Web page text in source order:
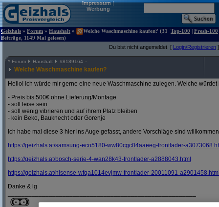
Impressum|
Werbung
Geizhals » Forum » Haushalt »
Welche Waschmaschine kaufen? (31
Beiträge, 1149 Mal gelesen)
Top-100 | Fresh-100
Du bist nicht angemeldet. [ Login/Registrieren ]
^ Forum Haushalt #8189164
Welche Waschmaschine kaufen?
Hello! Ich würde mir gerne eine neue Waschmaschine zulegen. Welche
- Preis bis 500€ ohne Lieferung/Montage
- soll leise sein
- soll wenig vibrieren und auf ihrem Platz bleiben
- kein Beko, Bauknecht oder Gorenje
Ich habe mal diese 3 hier ins Auge gefasst, andere Vorschläge sind
https://geizhals.at/samsung-eco5180-ww80cgc04aaeeg-frontlader-
https://geizhals.at/bosch-serie-4-wan28k43-frontlader-a2888043.html
https://geizhals.at/hisense-wfqa1014evjmw-frontlader-20011091-
Danke & lg